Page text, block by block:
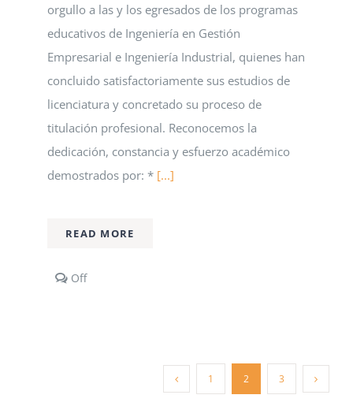
orgullo a las y los egresados de los programas
educativos de Ingeniería en Gestión
Empresarial e Ingeniería Industrial, quienes han
concluido satisfactoriamente sus estudios de
licenciatura y concretado su proceso de
titulación profesional. Reconocemos la
dedicación, constancia y esfuerzo académico
demostrados por: *[...]
READ MORE
OffComments
1 2 3